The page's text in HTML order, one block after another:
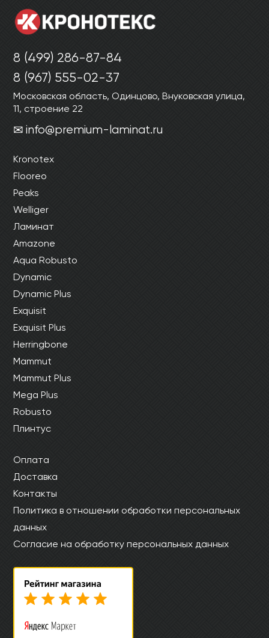
8 (499) 286-87-84
8 (967) 555-02-37
Московская область, Одинцово, Внуковская улица,
11, строение 22
info@premium-laminat.ru
Kronotex
Flooreo
Peaks
Welliger
Ламинат
Amazone
Aqua Robusto
Dynamic
Dynamic Plus
Exquisit
Exquisit Plus
Herringbone
Mammut
Mammut Plus
Mega Plus
Robusto
Плинтус
Оплата
Доставка
Контакты
Политика в отношении обработки персональных
данных
Согласие на обработку персональных данных